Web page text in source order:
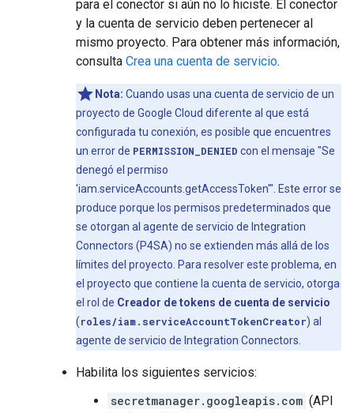
para el conector si aún no lo hiciste. El conector
y la cuenta de servicio deben pertenecer al
mismo proyecto. Para obtener más información,
consulta Crea una cuenta de servicio.
Nota: Cuando usas una cuenta de servicio de un
proyecto de Google Cloud diferente al que está
configurada tu conexión, es posible que encuentres
un error de PERMISSION_DENIED con el mensaje "Se
denegó el permiso
'iam.serviceAccounts.getAccessToken'". Este error se
produce porque los permisos predeterminados que
se otorgan al agente de servicio de Integration
Connectors (P4SA) no se extienden más allá de los
límites del proyecto. Para resolver este problema, en
el proyecto que contiene la cuenta de servicio, otorga
el rol de Creador de tokens de cuenta de servicio
(roles/iam.serviceAccountTokenCreator) al
agente de servicio de Integration Connectors.
Habilita los siguientes servicios:
secretmanager.googleapis.com (API